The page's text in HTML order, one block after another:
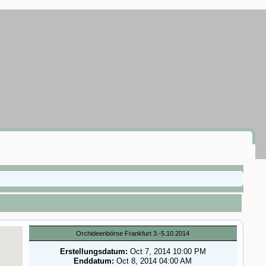
Orchideenbörse Frankfurt 3.-5.10.2014
Erstellungsdatum: Oct 7, 2014 10:00 PM
Enddatum: Oct 8, 2014 04:00 AM